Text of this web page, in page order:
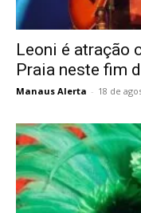
Leoni é atração
Praia neste fim
Manaus Alerta - 18 de